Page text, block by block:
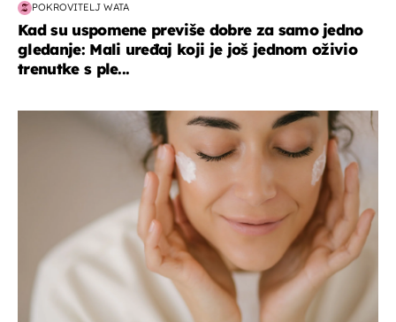
POKROVITELJ WATA
Kad su uspomene previše dobre za samo jedno
gledanje: Mali uređaj koji je još jednom oživio
trenutke s ple...
moda & ljepota